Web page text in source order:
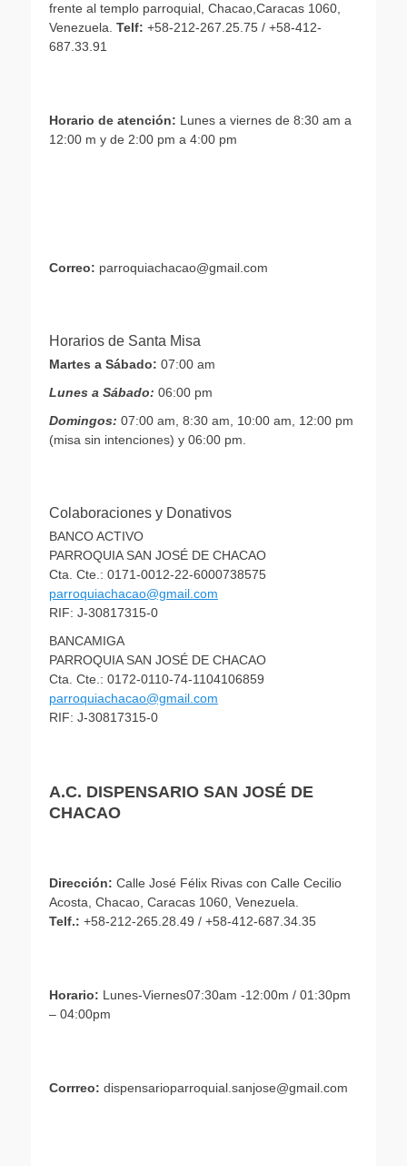
frente al templo parroquial, Chacao,Caracas 1060,
Venezuela. Telf: +58-212-267.25.75 / +58-412-
687.33.91
Horario de atención: Lunes a viernes de 8:30 am a
12:00 m y de 2:00 pm a 4:00 pm
Correo: parroquiachacao@gmail.com
Horarios de Santa Misa
Martes a Sábado: 07:00 am
Lunes a Sábado: 06:00 pm
Domingos: 07:00 am, 8:30 am, 10:00 am, 12:00 pm
(misa sin intenciones) y 06:00 pm.
Colaboraciones y Donativos
BANCO ACTIVO
PARROQUIA SAN JOSÉ DE CHACAO
Cta. Cte.: 0171-0012-22-6000738575
parroquiachacao@gmail.com
RIF: J-30817315-0
BANCAMIGA
PARROQUIA SAN JOSÉ DE CHACAO
Cta. Cte.: 0172-0110-74-1104106859
parroquiachacao@gmail.com
RIF: J-30817315-0
A.C. DISPENSARIO SAN JOSÉ DE
CHACAO
Dirección: Calle José Félix Rivas con Calle Cecilio
Acosta, Chacao, Caracas 1060, Venezuela.
Telf.: +58-212-265.28.49 / +58-412-687.34.35
Horario: Lunes-Viernes07:30am -12:00m / 01:30pm
– 04:00pm
Corrreo: dispensarioparroquial.sanjose@gmail.com